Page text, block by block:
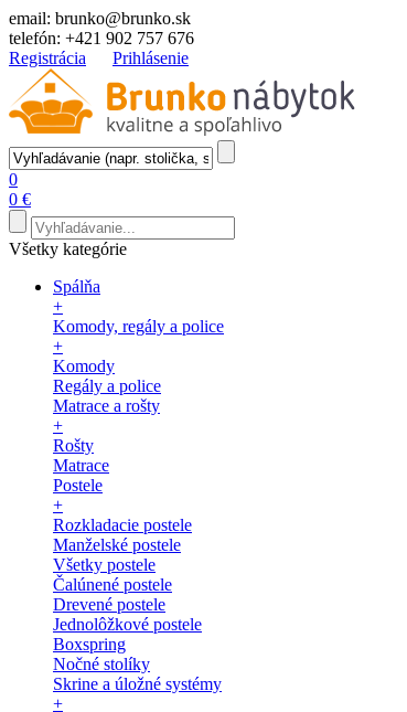
email: brunko@brunko.sk
telefón: +421 902 757 676
Registrácia
Prihlásenie
0
0 €
Všetky kategórie
Spálňa
+
Komody, regály a police
+
Komody
Regály a police
Matrace a rošty
+
Rošty
Matrace
Postele
+
Rozkladacie postele
Manželské postele
Všetky postele
Čalúnené postele
Drevené postele
Jednolôžkové postele
Boxspring
Nočné stolíky
Skrine a úložné systémy
+